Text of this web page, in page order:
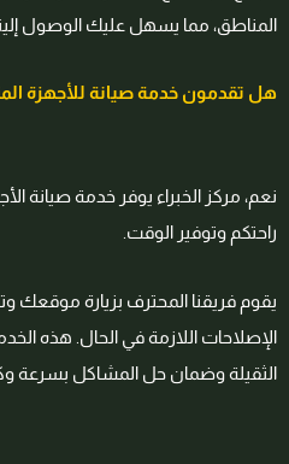
المناطق، مما يسهل عليك الوصول
هل تقدمون خدمة صيانة للأجهزة
نعم، مركز الخبراء يوفر خدمة صيانة
راحتكم وتوفير الوقت.
يقوم فريقنا المحترف بزيارة موقعك
الإصلاحات اللازمة في الحال. هذه
الثقيلة وضمان حل المشاكل بسرعة